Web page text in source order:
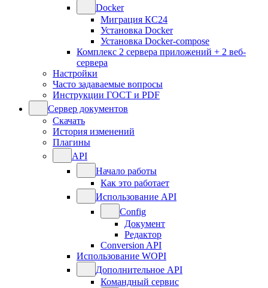
Docker
Миграция КС24
Установка Docker
Установка Docker-compose
Комплекс 2 сервера приложений + 2 веб-
сервера
Настройки
Часто задаваемые вопросы
Инструкции ГОСТ и PDF
Сервер документов
Скачать
История изменений
Плагины
API
Начало работы
Как это работает
Использование API
Config
Документ
Редактор
Conversion API
Использование WOPI
Дополнительное API
Командный сервис